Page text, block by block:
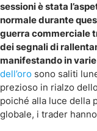
sessioni è stata
normale durante
guerra commerciale
dei segnali di
manifestando in
dell’oro sono saliti
prezioso in rialzo
poiché alla luce della
globale, i trader